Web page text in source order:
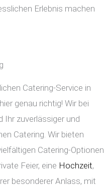
Erlebnis machen
Catering-Service in
genau richtig! Wir bei
Ihr zuverlässiger und
Catering. Wir bieten
Catering-Optionen
Feier, eine Hochzeit,
besonderer Anlass, mit